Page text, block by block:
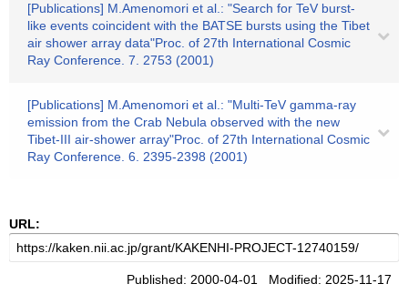
[Publications] M.Amenomori et al.: "Search for TeV burst-
like events coincident with the BATSE bursts using the Tibet
air shower array data"Proc. of 27th International Cosmic
Ray Conference. 7. 2753 (2001)
[Publications] M.Amenomori et al.: "Multi-TeV gamma-ray
emission from the Crab Nebula observed with the new
Tibet-III air-shower array"Proc. of 27th International Cosmic
Ray Conference. 6. 2395-2398 (2001)
URL:
Published: 2000-04-01 Modified: 2025-11-17